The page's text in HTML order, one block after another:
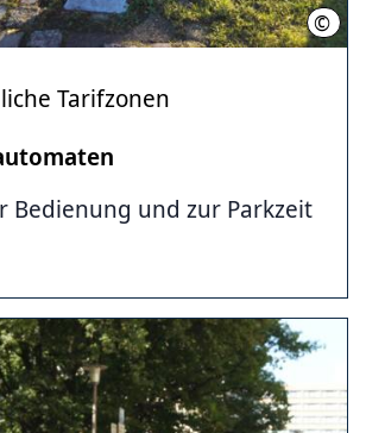
©
Tarifzonen
Bedienung und zur Parkzeit